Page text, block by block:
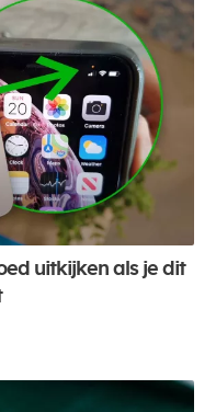
uitkijken als je dit